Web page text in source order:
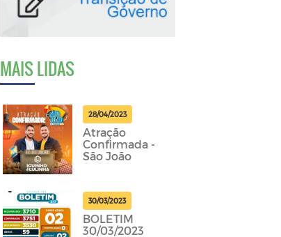
MAIS LIDAS
28/04/2023
Atração
Confirmada -
São João
30/03/2023
BOLETIM
30/03/2023